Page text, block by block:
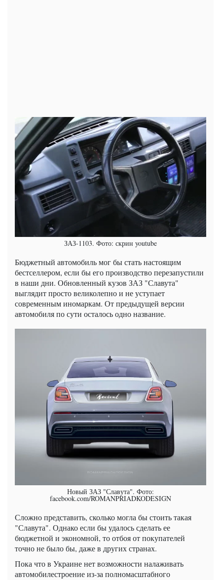
ЗАЗ-1103. Фото: скрин youtube
Бюджетный автомобиль мог бы стать настоящим
бестселлером, если бы его производство перезапустили
в наши дни. Обновленный кузов ЗАЗ "Славута"
выглядит просто великолепно и не уступает
современным иномаркам. От предыдущей версии
автомобиля по сути осталось одно название.
Новый ЗАЗ "Славута". Фото:
facebook.com/ROMANPRIADKODESIGN
Сложно представить, сколько могла бы стоить такая
"Славута". Однако если бы удалось сделать ее
бюджетной и экономной, то отбоя от покупателей
точно не было бы, даже в других странах.
Пока что в Украине нет возможности налаживать
автомобилестроение из-за полномасштабного